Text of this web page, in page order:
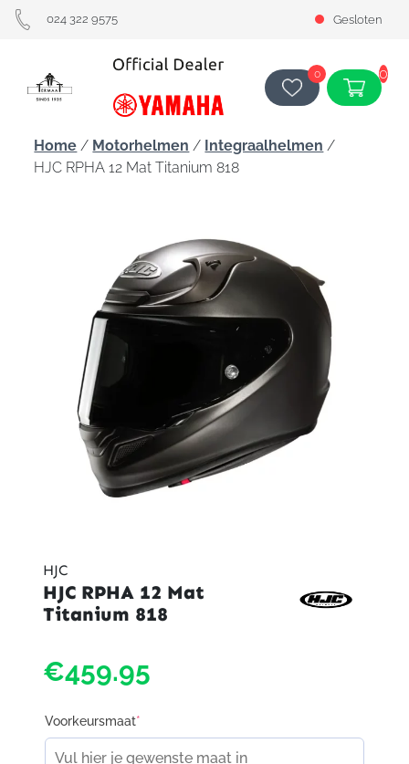
024 322 9575 Gesloten
0 0
Home / Motorhelmen / Integraalhelmen /
HJC RPHA 12 Mat Titanium 818
HJC
HJC RPHA 12 Mat
Titanium 818
€459.95
Voorkeursmaat*